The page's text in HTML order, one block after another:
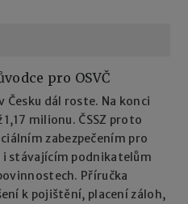
pro OSVČ
Česku dál roste. Na konci
milionu. ČSSZ proto
zabezpečením pro
i stávajícím podnikatelům
Příručka
k pojištění, placení záloh,